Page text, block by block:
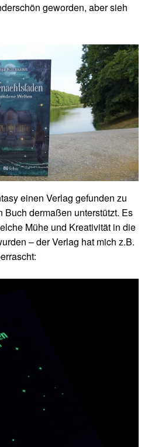
geworden, aber sieh
einen Verlag gefunden zu
Buch dermaßen unterstützt. Es
Mühe und Kreativität in die
– der Verlag hat mich z.B.